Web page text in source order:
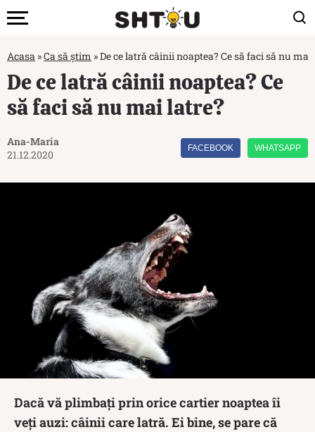
Acasa »Ca să știm »De ce latră câinii noaptea? Ce să faci să nu mai
De ce latră câinii noaptea? Ce
să faci să nu mai latre?
Ana-Maria
21.12.2020
FACEBOOK WHATSAPP
Dacă vă plimbați prin orice cartier noaptea îi
veți auzi: câinii care latră. Ei bine, se pare că